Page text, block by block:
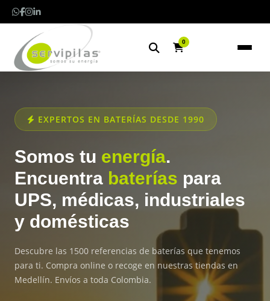
0
EXPERTOS EN BATERÍAS DESDE 1990
Somos tu energía.
Encuentra baterías para
UPS, médicas, industriales
y domésticas
Descubre las 1500 referencias de baterías que tenemos
para ti. Compra online o recoge en nuestras tiendas en
Medellín. Envíos a toda Colombia.